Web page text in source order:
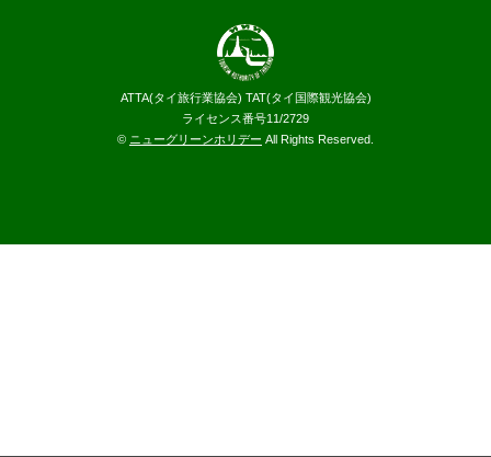
ATTA(タイ旅行業協会) TAT(タイ国際観光協会)
ライセンス番号11/2729
© ニューグリーンホリデー All Rights Reserved.